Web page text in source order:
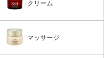
クリーム
マッサージ